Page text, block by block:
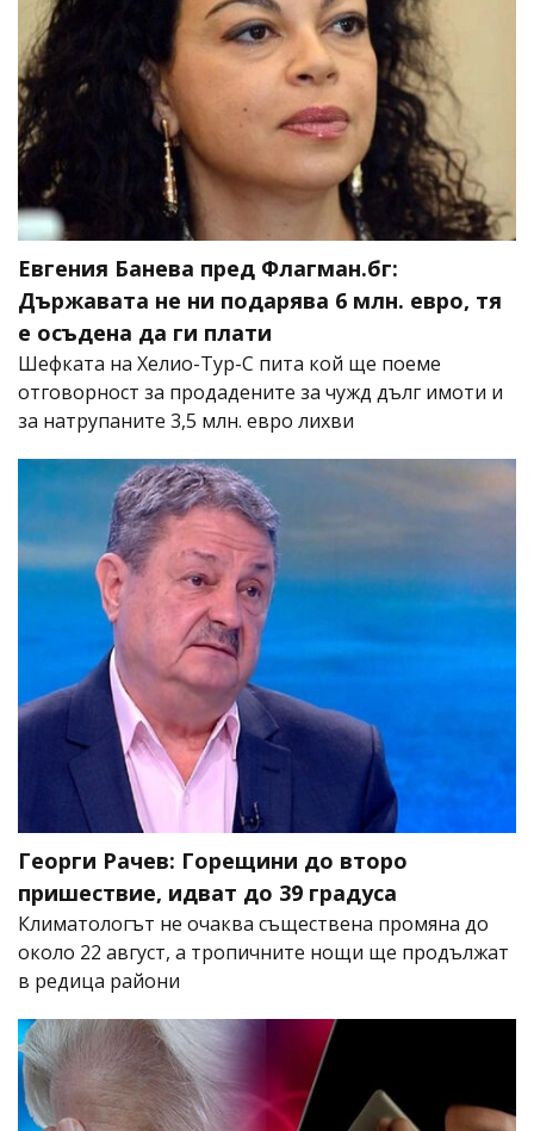
Евгения Банева пред Флагман.бг:
Държавата не ни подарява 6 млн. евро, тя
е осъдена да ги плати
Шефката на Хелио-Тур-С пита кой ще поеме
отговорност за продадените за чужд дълг имоти и
за натрупаните 3,5 млн. евро лихви
Георги Рачев: Горещини до второ
пришествие, идват до 39 градуса
Климатологът не очаква съществена промяна до
около 22 август, а тропичните нощи ще продължат
в редица райони